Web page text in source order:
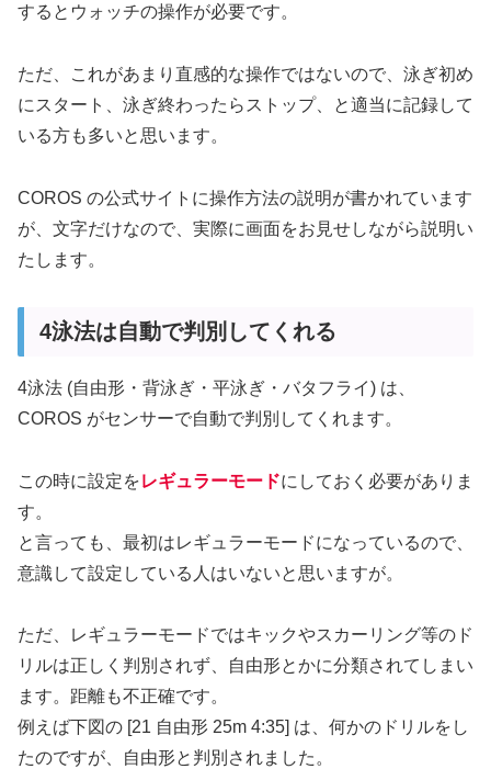
するとウォッチの操作が必要です。
ただ、これがあまり直感的な操作ではないので、泳ぎ初め
にスタート、泳ぎ終わったらストップ、と適当に記録して
いる方も多いと思います。
COROS の公式サイトに操作方法の説明が書かれています
が、文字だけなので、実際に画面をお見せしながら説明い
たします。
4泳法は自動で判別してくれる
4泳法 (自由形・背泳ぎ・平泳ぎ・バタフライ) は、
COROS がセンサーで自動で判別してくれます。
この時に設定をレギュラーモードにしておく必要がありま
す。
と言っても、最初はレギュラーモードになっているので、
意識して設定している人はいないと思いますが。
ただ、レギュラーモードではキックやスカーリング等のド
リルは正しく判別されず、自由形とかに分類されてしまい
ます。距離も不正確です。
例えば下図の [21 自由形 25m 4:35] は、何かのドリルをし
たのですが、自由形と判別されました。